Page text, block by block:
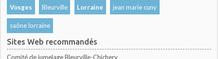
Vosges Bleurville Lorraine jean marie cuny
saône lorraine
Sites Web recommandés
Comité de jumelage Bleurville-Chichery